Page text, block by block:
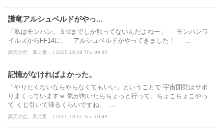
護竜アルシュベルドがやっ...
「私はモンハン、３rdまでしか触ってないんだよねー」 モンハンワ
イルズからFF14に、 アルシュベルドがやってきました！ ...
満天の空、風に乗... | 2025.10.09 Thu 09:40
記憶がなければよかった。
「やりたくないならやらなくてもいい」ということで 宇宙開発はサボ
りまくっていますｗ 気が向いたらちょっと行って、ちょこちょこやっ
て くじ引いて帰るくらいですね。 ...
満天の空、風に乗... | 2025.10.07 Tue 10:49